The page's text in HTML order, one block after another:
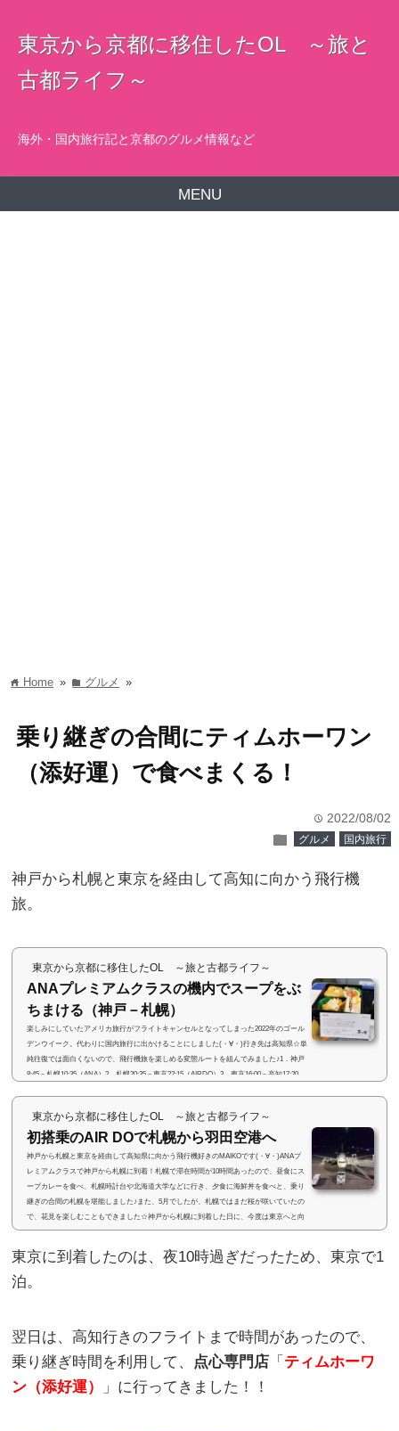
東京から京都に移住したOL ～旅と
古都ライフ～
海外・国内旅行記と京都のグルメ情報など
MENU
home Home » folder グルメ »
乗り継ぎの合間にティムホーワン
（添好運）で食べまくる！
time 2022/08/02
folder グルメ 国内旅行
神戸から札幌と東京を経由して高知に向かう飛行機
旅。
東京から京都に移住したOL ～旅と古都ライフ～
ANAプレミアムクラスの機内でスープをぶ
ちまける（神戸－札幌）
楽しみにしていたアメリカ旅行がフライトキャンセルとなってしまった2022年のゴール
デンウイーク。代わりに国内旅行に出かけることにしました(・∀・)行き先は高知県☆単
純往復では面白くないので、飛行機旅を楽しめる変態ルートを組んでみました♪1．神戸
8:45－札幌10:35（ANA）2．札幌20:35－東京22:15（AIRDO）3．東京16:00－高知17:20
ル数で発券可能なので、面白い旅...
東京から京都に移住したOL ～旅と古都ライフ～
初搭乗のAIR DOで札幌から羽田空港へ
神戸から札幌と東京を経由して高知県に向かう飛行機好きのMAIKOです(・∀・)ANAプ
レミアムクラスで神戸から札幌に到着！札幌で滞在時間が10時間あったので、昼食にス
ープカレーを食べ、札幌時計台や北海道大学などに行き、夕食に海鮮丼を食べと、乗り
継ぎの合間の札幌を堪能しました♪また、5月でしたが、札幌ではまだ桜が咲いていたの
で、花見を楽しむこともできました☆神戸から札幌に到着した日に、今度は東京へと向
かいます。搭乗するのは、AIR DO（エアドゥ）。AIR DOは初めてなので、楽しみです♪
(adsbygoogle = window.adsbygo...
東京に到着したのは、夜10時過ぎだったため、東京で1
泊。
翌日は、高知行きのフライトまで時間があったので、
乗り継ぎ時間を利用して、 点心専門店 「 ティムホーワ
ン（添好運）
」に行ってきました！！